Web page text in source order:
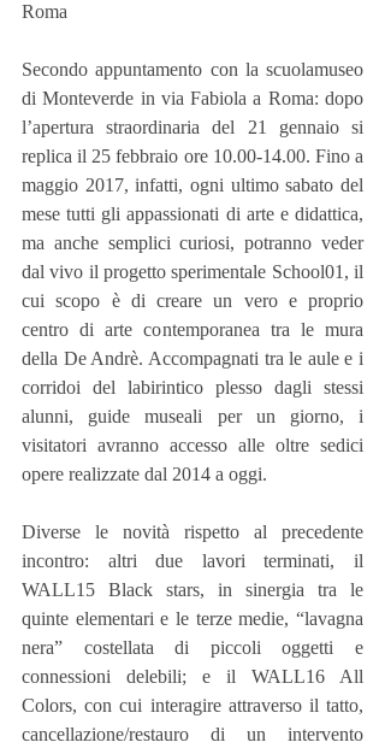
Roma
Secondo appuntamento con la scuolamuseo
di Monteverde in via Fabiola a Roma: dopo
l’apertura straordinaria del 21 gennaio si
replica il 25 febbraio ore 10.00-14.00. Fino a
maggio 2017, infatti, ogni ultimo sabato del
mese tutti gli appassionati di arte e didattica,
ma anche semplici curiosi, potranno veder
dal vivo il progetto sperimentale School01, il
cui scopo è di creare un vero e proprio
centro di arte contemporanea tra le mura
della De Andrè. Accompagnati tra le aule e i
corridoi del labirintico plesso dagli stessi
alunni, guide museali per un giorno, i
visitatori avranno accesso alle oltre sedici
opere realizzate dal 2014 a oggi.
Diverse le novità rispetto al precedente
incontro: altri due lavori terminati, il
WALL15 Black stars, in sinergia tra le
quinte elementari e le terze medie, “lavagna
nera” costellata di piccoli oggetti e
connessioni delebili; e il WALL16 All
Colors, con cui interagire attraverso il tatto,
cancellazione/restauro di un intervento